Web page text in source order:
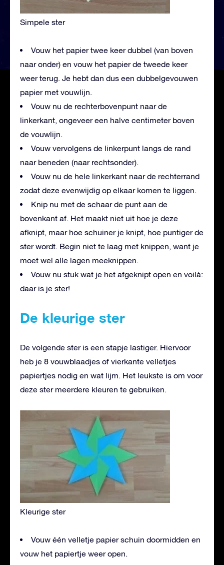
Simpele ster
Vouw het papier twee keer dubbel (van boven
naar onder) en vouw het papier de tweede keer
weer terug. Je hebt dan dus een dubbelgevouwen
papier met vouwlijn.
Vouw nu de rechterbovenpunt naar de
linkerkant, ongeveer een halve centimeter boven
de vouwlijn.
Vouw vervolgens de linkerpunt langs de rand
naar beneden (naar rechtsonder).
Vouw nu de hele linkerkant naar de rechterrand
zodat deze evenwijdig op elkaar komen te liggen.
Knip nu met de schaar de punt aan de
bovenkant af. Het maakt niet uit hoe je deze
afknipt, maar hoe schuiner je knipt, hoe puntiger de
ster wordt. Begin niet te laag met knippen, want je
moet wel alle lagen meeknippen.
Vouw nu stuk wat je het afgeknipt open en voilà:
daar is je ster!
De kleurige ster
De volgende ster is een stapje lastiger. Hiervoor
heb je 8 vouwblaadjes of vierkante velletjes
papiertjes nodig en wat lijm. Het leukste is om voor
deze ster meerdere kleuren te gebruiken.
Kleurige ster
Vouw één velletje papier schuin doormidden en
vouw het papiertje weer open.